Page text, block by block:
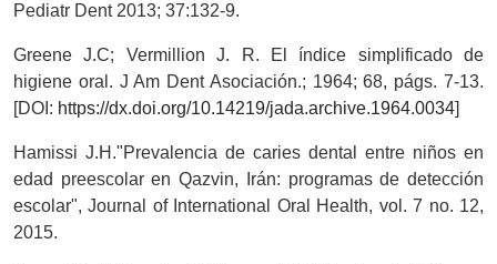
Pediatr Dent 2013; 37:132-9.
Greene J.C; Vermillion J. R. El índice simplificado de
higiene oral. J Am Dent Asociación.; 1964; 68, págs. 7-13.
[DOI: https://dx.doi.org/10.14219/jada.archive.1964.0034]
Hamissi J.H."Prevalencia de caries dental entre niños en
edad preescolar en Qazvin, Irán: programas de detección
escolar", Journal of International Oral Health, vol. 7 no. 12,
2015.